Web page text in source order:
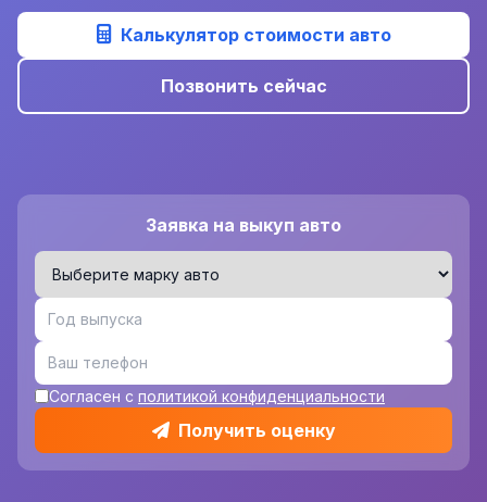
Калькулятор стоимости авто
Позвонить сейчас
Заявка на выкуп авто
Согласен с политикой конфиденциальности
Получить оценку